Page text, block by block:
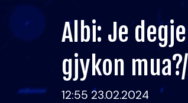
Albi: Je
gjykon
12:55 23.02.2024